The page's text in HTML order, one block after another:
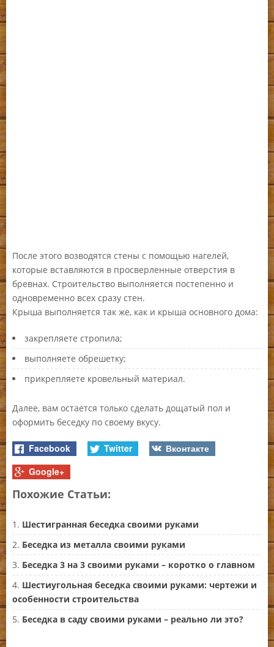
После этого возводятся стены с помощью нагелей,
которые вставляются в просверленные отверстия в
бревнах. Строительство выполняется постепенно и
одновременно всех сразу стен.
Крыша выполняется так же, как и крыша основного дома:
закрепляете стропила;
выполняете обрешетку;
прикрепляете кровельный материал.
Далее, вам остается только сделать дощатый пол и
оформить беседку по своему вкусу.
Facebook Twitter
Вконтакте
Google+
Похожие Статьи:
Шестигранная беседка своими руками
Беседка из металла своими руками
Беседка 3 на 3 своими руками – коротко о главном
Шестиугольная беседка своими руками: чертежи и
особенности строительства
Беседка в саду своими руками – реально ли это?